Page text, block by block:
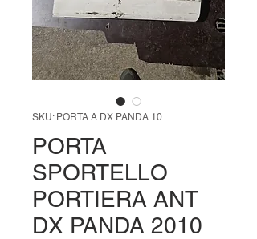
SKU: PORTA A.DX PANDA 10
PORTA
SPORTELLO
PORTIERA ANT
DX PANDA 2010